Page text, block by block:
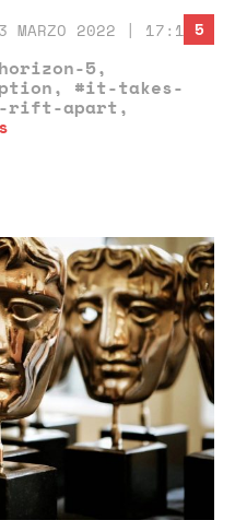
3 MARZO 2022 | 17:14
5,
, #it-takes-
rift-apart,
5